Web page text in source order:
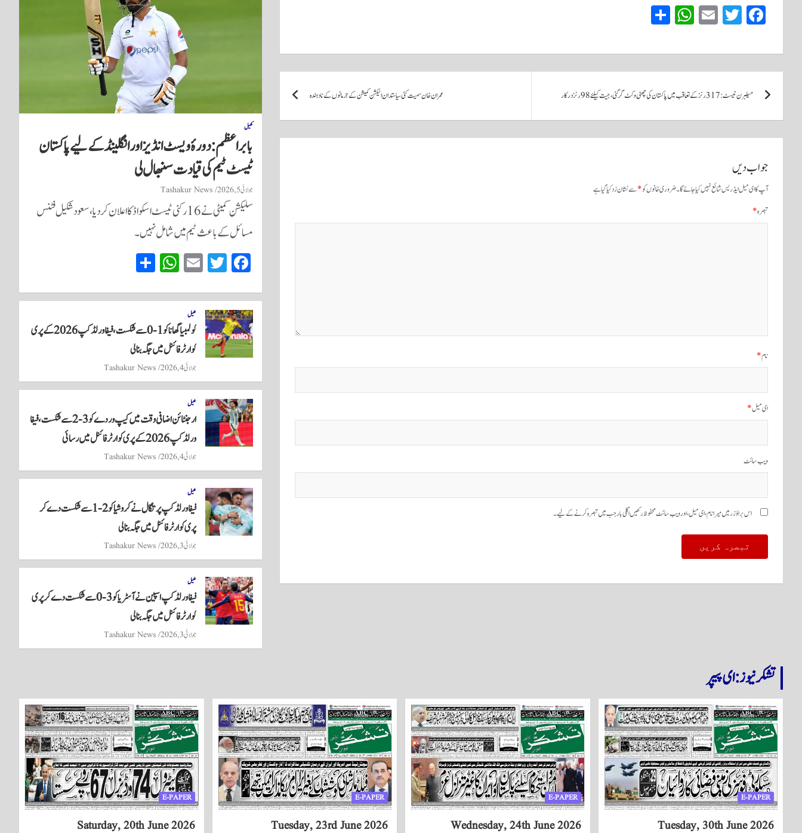
Fa
ce
bo
ok
T
wi
tte
r
E
m
ail
W
ha
ts
A
pp
re
پوسٹوں
نیویگیشن
میلبرن ٹیسٹ: 317 رنز کے تعاقب میں پاکستان کی چھٹی وکٹ گر گئی، جیت کیلئے 98 رنز درکار عمران خان سمیت کئی سیاستدان الیکشن کمیشن کے جرمانوں کے نادہندہ
جواب دیں
آپ کا ای میل ایڈریس شائع نہیں کیا جائے گا۔ضروری خانوں کو*سے نشان زد کیا گیا ہے
تبصرہ*
نام*
ای میل*
ویب‌ سائٹ
اس براؤزر میں میرا نام، ای میل، اور ویب سائٹ محفوظ رکھیں اگلی بار جب میں تبصرہ کرنے کےلیے۔
کھیل
بابر اعظم: دورۂ ویسٹ انڈیز اور انگلینڈ کے لیے پاکستان
ٹیسٹ ٹیم کی قیادت سنبھال لی
جولائی 5, 2026 Tashakur News
سلیکشن کمیٹی نے 16 رکنی ٹیسٹ اسکواڈ کا اعلان کر دیا، سعود شکیل فٹنس
مسائل کے باعث ٹیم میں شامل نہیں۔
Fa
ce
bo
ok
T
wi
tte
r
E
m
ail
W
ha
ts
A
pp
re
کھیل
کولمبیا گھانا کو 1-0 سے شکست، فیفا ورلڈ کپ 2026 کے پری
کوارٹر فائنل میں جگہ بنا لی
جولائی 4, 2026 Tashakur News
کھیل
ارجنٹائن اضافی وقت میں کیپ وردے کو 3-2 سے شکست، فیفا
ورلڈ کپ 2026 کے پری کوارٹر فائنل میں رسائی
جولائی 4, 2026 Tashakur News
کھیل
فیفا ورلڈ کپ پرتگال نے کروشیا کو 2-1 سے شکست دے کر
پری کوارٹر فائنل میں جگہ بنا لی
جولائی 3, 2026 Tashakur News
کھیل
فیفا ورلڈ کپ اسپین نے آسٹریا کو 3-0 سے شکست دے کر پری
کوارٹر فائنل میں جگہ بنا لی
جولائی 3, 2026 Tashakur News
تشکر نیوز: ای پیپر
E-PAPER
Tuesday, 30th June 2026
E-PAPER
Wednesday, 24th June 2026
E-PAPER
Tuesday, 23rd June 2026
E-PAPER
Saturday, 20th June 2026